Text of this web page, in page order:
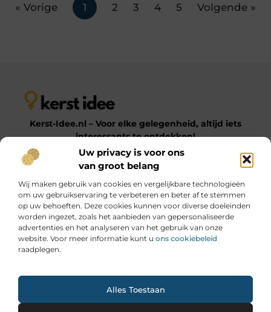
Uw privacy is voor ons
van groot belang
Wij maken gebruik van cookies en vergelijkbare technologieën
om uw gebruikservaring te verbeteren en beter af te stemmen
op uw behoeften. Deze cookies kunnen voor diverse doeleinden
worden ingezet, zoals het aanbieden van gepersonaliseerde
advertenties en het analyseren van het gebruik van onze
website. Voor meer informatie kunt u ons cookiebeleid
raadplegen.
Alles Toestaan
« Vorige 1 2 3 4 5 Volgende »
Kerst-Idee.nl – Voor elke gelegenheid, altijd iets
interessants te ontdekken!
Op Kerst-Idee.nl vind je een gevarieerde verzameling
blogs en artikelen over uiteenlopende onderwerpen.
Van praktische tips tot inspirerende ideeën – laat je
verrassen door onze diverse en informatieve content!
Onze informatie
Cookiebeleid (EU)